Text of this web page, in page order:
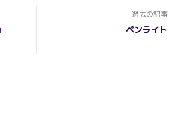
過去の記事
ペンライト